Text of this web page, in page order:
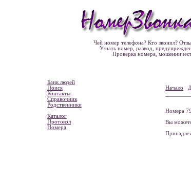
Чей номер телефона? Кто звонил?
Узнать номер, развод,
Проверка номера,
Банк людей
Поиск
Контакты
Справочник
Родственники
Каталог
Протокол
Номера
Начало
Номера
Вы